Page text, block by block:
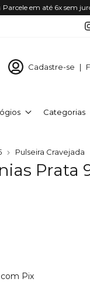
Parcele em até 6x sem
Cadastre-se |
Categorias
Pulseira Cravejada
Prata
Pix